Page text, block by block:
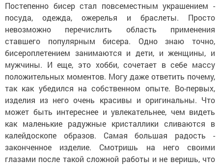
Постепенно бисер стал повсеместным украшением -
посуда, одежда, ожерелья и браслеты. Просто
невозможно перечислить область применения
ставшего популярным бисера. Одно знаю точно,
бисероплетением занимаются и дети, и женщины, и
мужчины. И еще, это хобби, сочетает в себе массу
положительных моментов. Могу даже ответить почему,
так как убедился на собственном опыте. Во-первых,
изделия из него очень красивы и оригинальны. Что
может быть интереснее и увлекательнее, чем видеть
как маленькие радужные кристаллики сливаются в
калейдоскопе образов. Самая большая радость -
законченное изделие. Смотришь на него своими
глазами после такой сложной работы и не веришь, что